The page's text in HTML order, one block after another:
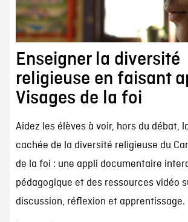
Enseigner la diversité
religieuse en faisant
Visages de la foi
Aidez les élèves à voir, hors du débat,
cachée de la diversité religieuse du
de la foi : une appli documentaire
pédagogique et des ressources vidéo
discussion, réflexion et apprentissage.